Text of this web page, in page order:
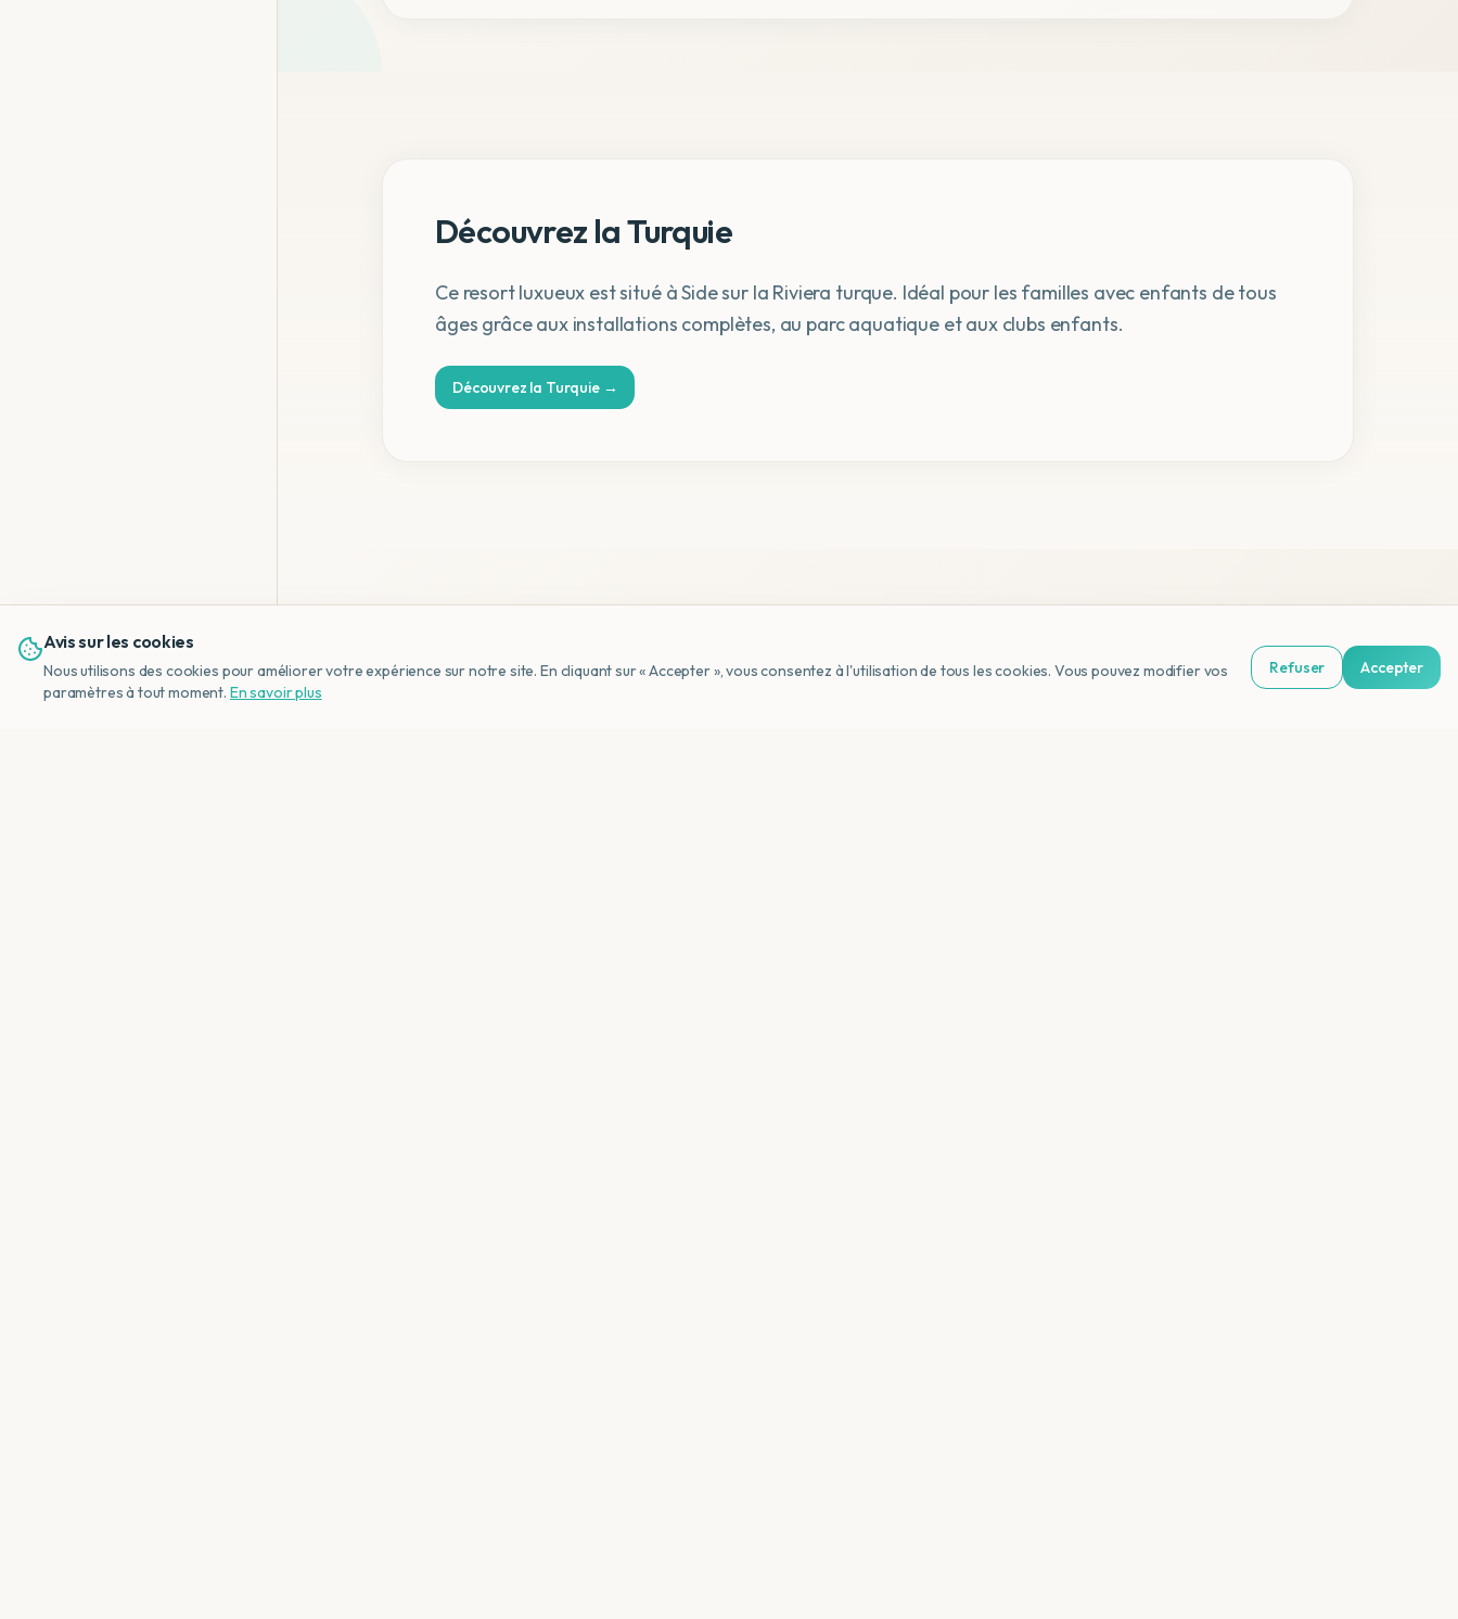
Découvrez la Turquie
Ce resort luxueux est situé à Side sur la Riviera turque. Idéal pour les familles avec enfants de tous
âges grâce aux installations complètes, au parc aquatique et aux clubs enfants.
Découvrez la Turquie →
Questions Fréquentes sur le Paloma Orenda
Avis sur les cookies
Nous utilisons des cookies pour améliorer votre expérience sur notre site. En cliquant sur « Accepter », vous consentez à l'utilisation de tous les cookies. Vous pouvez modifier vos
paramètres à tout moment. En savoir plus
Refuser
Accepter
NL